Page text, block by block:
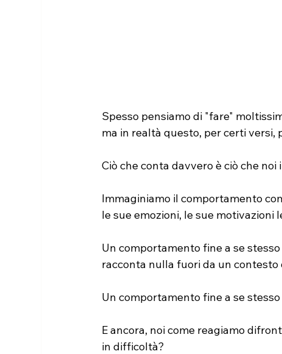
Spesso pensiamo di "fare"
ma in realtà questo, per certi
Ciò che conta davvero è ciò che
Immaginiamo il comportamento
le sue emozioni, le sue motivazioni
Un comportamento fine a se
racconta nulla fuori da un contesto
Un comportamento fine a se
E ancora, noi come reagiamo
in difficoltà?